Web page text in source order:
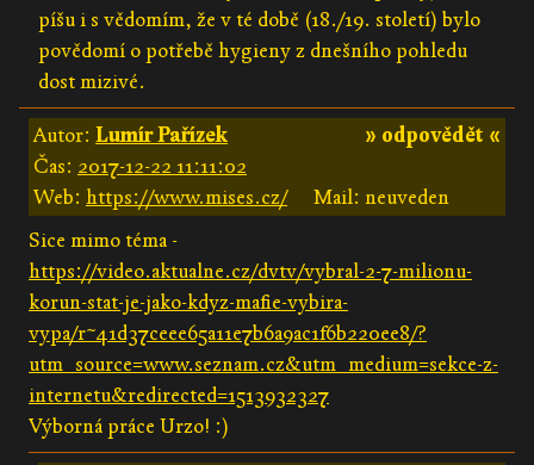
píšu i s vědomím, že v té době (18./19. století) bylo
povědomí o potřebě hygieny z dnešního pohledu
dost mizivé.
» odpovědět «
Autor: Lumír Pařízek
Čas: 2017-12-22 11:11:02
Web: https://www.mises.cz/
Mail: neuveden
Sice mimo téma -
https://video.aktualne.cz/dvtv/vybral-2-7-milionu-
korun-stat-je-jako-kdyz-mafie-vybira-
vypa/r~41d37ceee65a11e7b6a9ac1f6b220ee8/?
utm_source=www.seznam.cz&utm_medium=sekce-z-
internetu&redirected=1513932327
Výborná práce Urzo! :)